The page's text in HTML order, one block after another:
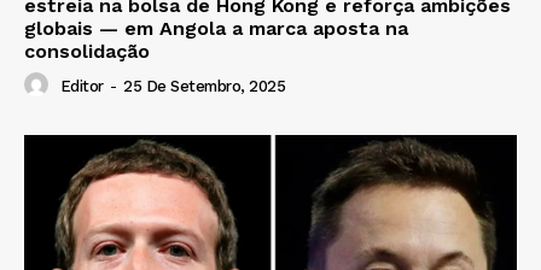
estreia na bolsa de Hong Kong e reforça ambições
globais — em Angola a marca aposta na
consolidação
Editor - 25 De Setembro, 2025